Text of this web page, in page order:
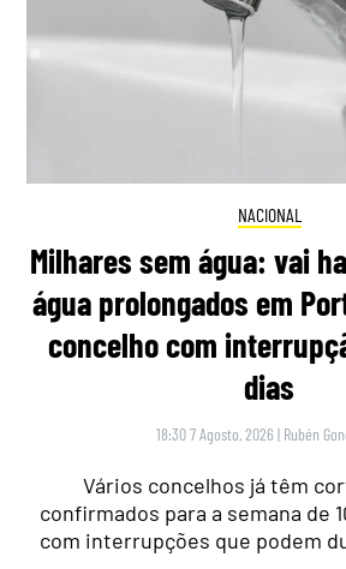
NACIONAL
Milhares sem água: vai
água prolongados em
concelho com
dias
18:30 7 Agosto, 2026 | Rubén
Vários concelhos já têm
confirmados para a semana de
com interrupções que podem